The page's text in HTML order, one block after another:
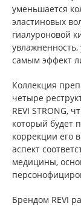
уменьшается
эластиновых
гиалуроновой
увлажненность,
самым эффект
Коллекция
четыре
REVI STRONG,
который будет
коррекции его
аспект
медицины,
Брендом REVI